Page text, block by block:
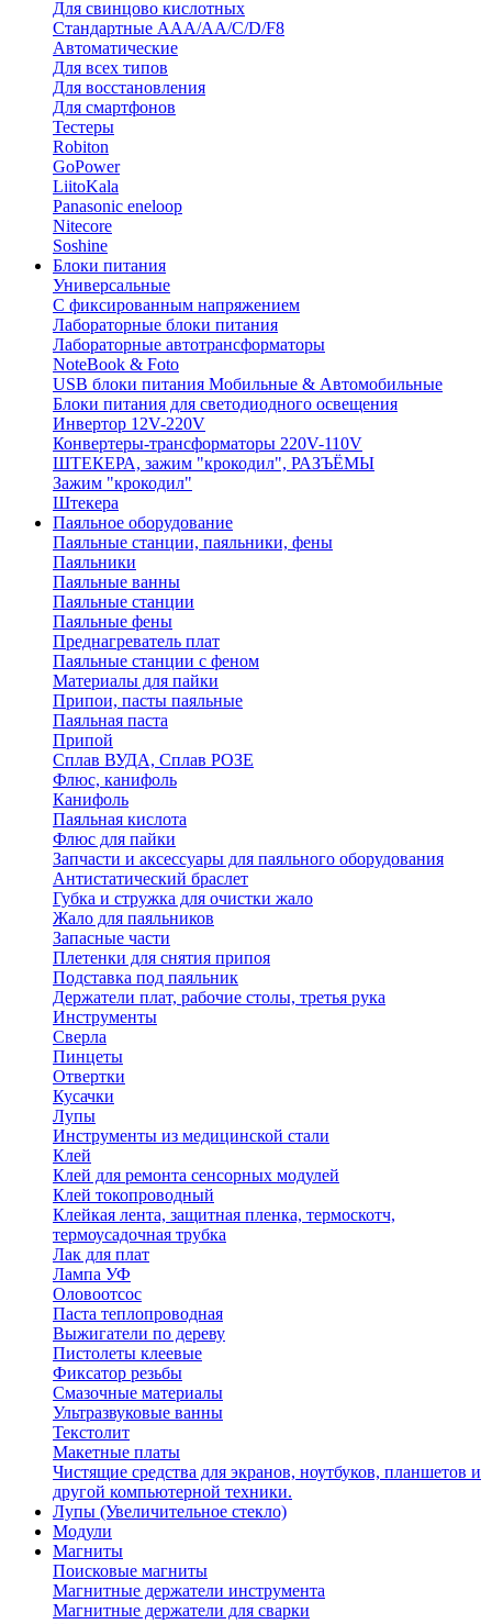
Для свинцово кислотных
Стандартные ААА/АА/С/D/F8
Автоматические
Для всех типов
Для восстановления
Для смартфонов
Тестеры
Robiton
GoPower
LiitoKala
Panasonic eneloop
Nitecore
Soshine
Блоки питания
Универсальные
C фиксированным напряжением
Лабораторные блоки питания
Лабораторные автотрансформаторы
NoteBook & Foto
USB блоки питания Мобильные & Автомобильные
Блоки питания для светодиодного освещения
Инвертор 12V-220V
Конвертеры-трансформаторы 220V-110V
ШТЕКЕРА, зажим "крокодил", РАЗЪЁМЫ
Зажим "крокодил"
Штекера
Паяльное оборудование
Паяльные станции, паяльники, фены
Паяльники
Паяльные ванны
Паяльные станции
Паяльные фены
Преднагреватель плат
Паяльные станции с феном
Материалы для пайки
Припои, пасты паяльные
Паяльная паста
Припой
Сплав ВУДА, Сплав РОЗЕ
Флюс, канифоль
Канифоль
Паяльная кислота
Флюс для пайки
Запчасти и аксессуары для паяльного оборудования
Антистатический браслет
Губка и стружка для очистки жало
Жало для паяльников
Запасные части
Плетенки для снятия припоя
Подставка под паяльник
Держатели плат, рабочие столы, третья рука
Инструменты
Сверла
Пинцеты
Отвертки
Кусачки
Лупы
Инструменты из медицинской стали
Клей
Клей для ремонта сенсорных модулей
Клей токопроводный
Клейкая лента, защитная пленка, термоскотч,
термоусадочная трубка
Лак для плат
Лампа УФ
Оловоотсос
Паста теплопроводная
Выжигатели по дереву
Пистолеты клеевые
Фиксатор резьбы
Смазочные материалы
Ультразвуковые ванны
Текстолит
Макетные платы
Чистящие средства для экранов, ноутбуков, планшетов и
другой компьютерной техники.
Лупы (Увеличительное стекло)
Модули
Магниты
Поисковые магниты
Магнитные держатели инструмента
Магнитные держатели для сварки